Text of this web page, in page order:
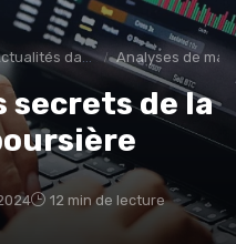
les cryptomonnaies Analyses de
secrets de la
12 min de lecture